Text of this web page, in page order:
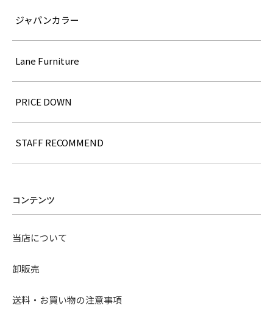
ジャパンカラー
Lane Furniture
PRICE DOWN
STAFF RECOMMEND
コンテンツ
当店について
卸販売
送料・お買い物の注意事項